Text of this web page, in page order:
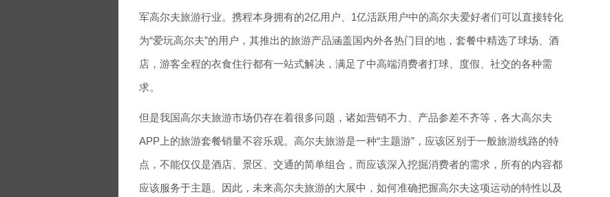
军高尔夫旅游行业。携程本身拥有的2亿用户、1亿活跃用户中的高尔夫爱好者们可以直接转化
为“爱玩高尔夫”的用户，其推出的旅游产品涵盖国内外各热门目的地，套餐中精选了球场、酒
店，游客全程的衣食住行都有一站式解决，满足了中高端消费者打球、度假、社交的各种需
求。
但是我国高尔夫旅游市场仍存在着很多问题，诸如营销不力、产品参差不齐等，各大高尔夫
APP上的旅游套餐销量不容乐观。高尔夫旅游是一种“主题游”，应该区别于一般旅游线路的特
点，不能仅仅是酒店、景区、交通的简单组合，而应该深入挖掘消费者的需求，所有的内容都
应该服务于主题。因此，未来高尔夫旅游的大展中，如何准确把握高尔夫这项运动的特性以及